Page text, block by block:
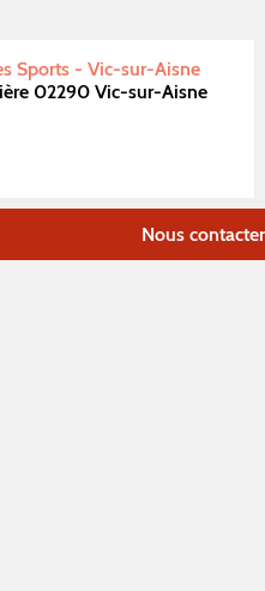
Sports - Vic-sur-Aisne
02290 Vic-sur-Aisne
Nous contacter